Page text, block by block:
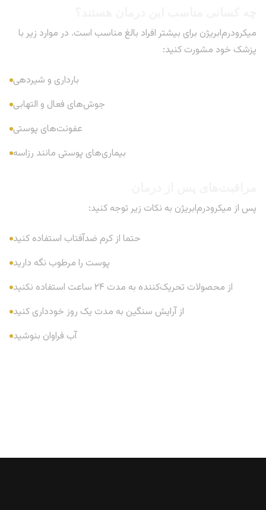
میکرودرم‌ابریژن برای بیشتر افراد بالغ مناسب است. در موارد زیر با
پزشک خود مشورت کنید:
بارداری و شیردهی
جوش‌های فعال و التهابی
عفونت‌های پوستی
بیماری‌های پوستی مانند رزاسه
پس از میکرودرم‌ابریژن به نکات زیر توجه کنید:
حتما از کرم ضدآفتاب استفاده کنید
پوست را مرطوب نگه دارید
از محصولات تحریک‌کننده به مدت ۲۴ ساعت استفاده نکنید
از آرایش سنگین به مدت یک روز خودداری کنید
آب فراوان بنوشید